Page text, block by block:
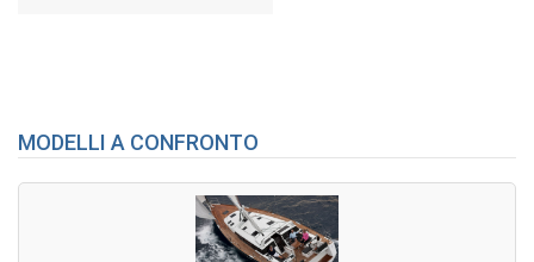
MODELLI A CONFRONTO